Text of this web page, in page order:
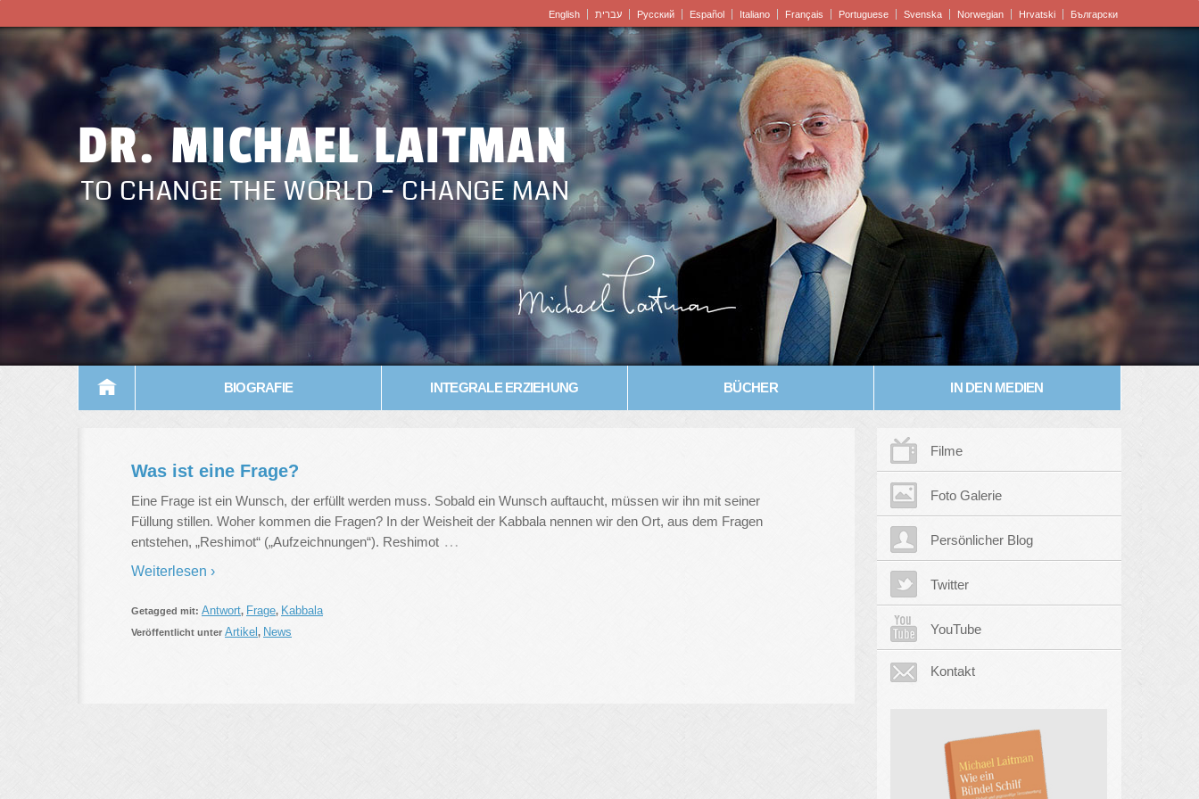
English עברית Pусский Español Italiano Français Portuguese Svenska Norwegian Hrvatski Български
DR. MICHAEL LAITMAN
TO CHANGE THE WORLD – CHANGE MAN
BIOGRAFIE INTEGRALE ERZIEHUNG BÜCHER IN DEN MEDIEN
Was ist eine Frage?
Eine Frage ist ein Wunsch, der erfüllt werden muss. Sobald ein Wunsch auftaucht, müssen wir ihn mit seiner
Füllung stillen. Woher kommen die Fragen? In der Weisheit der Kabbala nennen wir den Ort, aus dem Fragen
entstehen, „Reshimot“ („Aufzeichnungen“). Reshimot …
Weiterlesen ›
Getagged mit: Antwort, Frage, Kabbala
Veröffentlicht unter Artikel , News
Filme
Foto Galerie
Persönlicher Blog
Twitter
YouTube
Kontakt